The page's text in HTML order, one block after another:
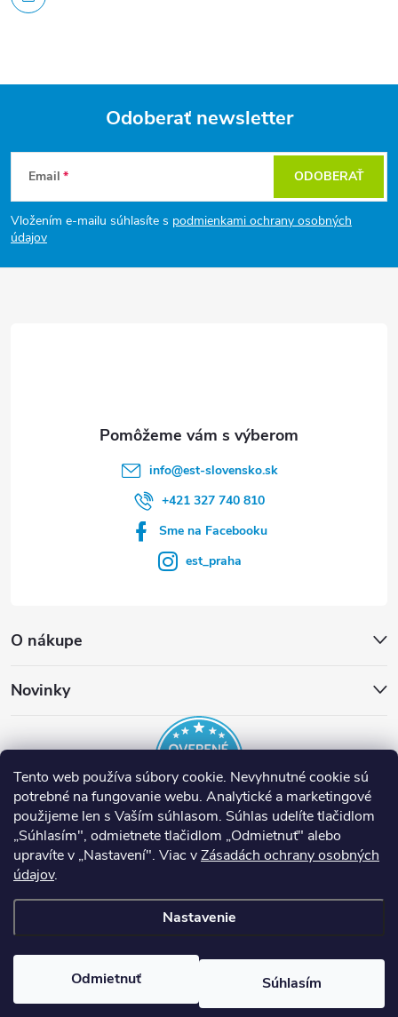
Tento web používa súbory cookie. Nevyhnutné cookie sú
potrebné na fungovanie webu. Analytické a marketingové
použijeme len s Vaším súhlasom. Súhlas udelíte tlačidlom
„Súhlasím", odmietnete tlačidlom „Odmietnuť" alebo
upravíte v „Nastavení". Viac vZásadách ochrany osobných
údajov.
Nastavenie
Odmietnuť Súhlasím
Z
á
p
Odoberať newsletter
Email
Vložením e-mailu súhlasíte s podmienkami ochrany osobných
údajov
ODOBERAŤ
O nákupe
Novinky
info@est-slovensko.sk
+421 327 740 810
Sme na Facebooku
est_praha
EST Slovensko Inteligentné termostaty tado°
Nuki Smart Lock
Nástroje Runpotec
nastavenie cookies